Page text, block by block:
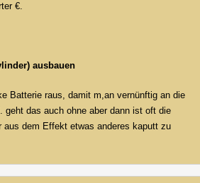
€.
ausbauen
Batterie raus, damit m,an vernünftig an die
geht das auch ohne aber dann ist oft die
aus dem Effekt etwas anderes kaputt zu